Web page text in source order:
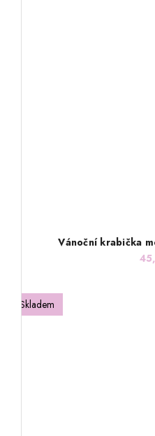
Vánoční krabička
Skladem